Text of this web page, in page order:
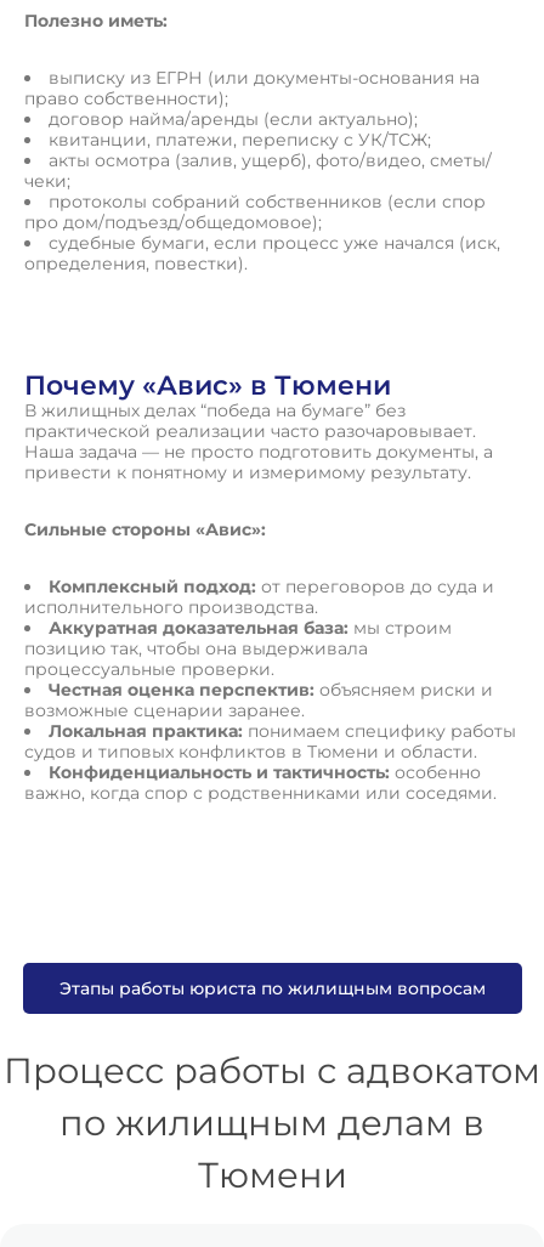
Полезно иметь:
выписку из ЕГРН (или документы-основания на
право собственности);
договор найма/аренды (если актуально);
квитанции, платежи, переписку с УК/ТСЖ;
акты осмотра (залив, ущерб), фото/видео, сметы/
чеки;
протоколы собраний собственников (если спор
про дом/подъезд/общедомовое);
судебные бумаги, если процесс уже начался (иск,
определения, повестки).
Почему «Авис» в Тюмени
В жилищных делах “победа на бумаге” без
практической реализации часто разочаровывает.
Наша задача — не просто подготовить документы, а
привести к понятному и измеримому результату.
Сильные стороны «Авис»:
Комплексный подход: от переговоров до суда и
исполнительного производства.
Аккуратная доказательная база: мы строим
позицию так, чтобы она выдерживала
процессуальные проверки.
Честная оценка перспектив: объясняем риски и
возможные сценарии заранее.
Локальная практика: понимаем специфику работы
судов и типовых конфликтов в Тюмени и области.
Конфиденциальность и тактичность: особенно
важно, когда спор с родственниками или соседями.
Этапы работы юриста по жилищным вопросам
Процесс работы с адвокатом
по жилищным делам в
Тюмени